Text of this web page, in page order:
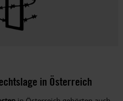
in Österreich